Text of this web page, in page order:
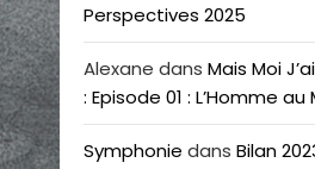
Perspectives 2025
Alexane dans Mais Moi
: Episode 01 : L’Homme
Symphonie dans Bilan